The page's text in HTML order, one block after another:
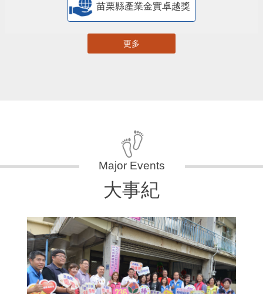
苗栗縣產業金實卓越獎
更多
大事紀